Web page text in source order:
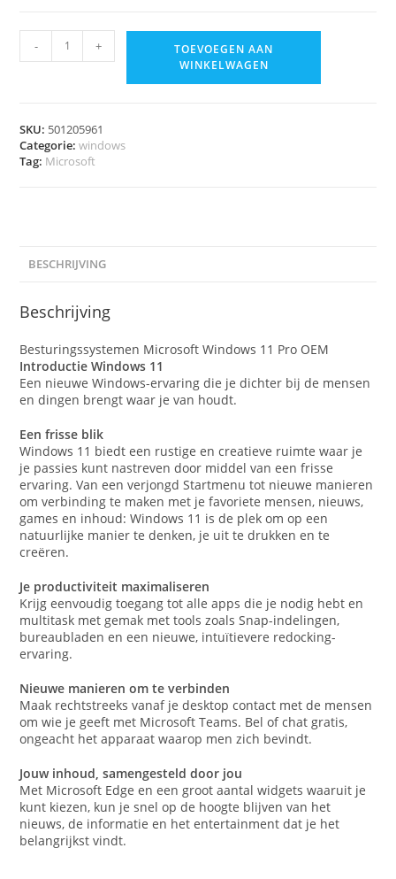
- +
TOEVOEGEN AAN
WINKELWAGEN
SKU: 501205961
Categorie:windows
Tag: Microsoft
BESCHRIJVING
Beschrijving
Besturingssystemen Microsoft Windows 11 Pro OEM
Introductie Windows 11
Een nieuwe Windows-ervaring die je dichter bij de mensen
en dingen brengt waar je van houdt.
Een frisse blik
Windows 11 biedt een rustige en creatieve ruimte waar je
je passies kunt nastreven door middel van een frisse
ervaring. Van een verjongd Startmenu tot nieuwe manieren
om verbinding te maken met je favoriete mensen, nieuws,
games en inhoud: Windows 11 is de plek om op een
natuurlijke manier te denken, je uit te drukken en te
creëren.
Je productiviteit maximaliseren
Krijg eenvoudig toegang tot alle apps die je nodig hebt en
multitask met gemak met tools zoals Snap-indelingen,
bureaubladen en een nieuwe, intuïtievere redocking-
ervaring.
Nieuwe manieren om te verbinden
Maak rechtstreeks vanaf je desktop contact met de mensen
om wie je geeft met Microsoft Teams. Bel of chat gratis,
ongeacht het apparaat waarop men zich bevindt.
Jouw inhoud, samengesteld door jou
Met Microsoft Edge en een groot aantal widgets waaruit je
kunt kiezen, kun je snel op de hoogte blijven van het
nieuws, de informatie en het entertainment dat je het
belangrijkst vindt.